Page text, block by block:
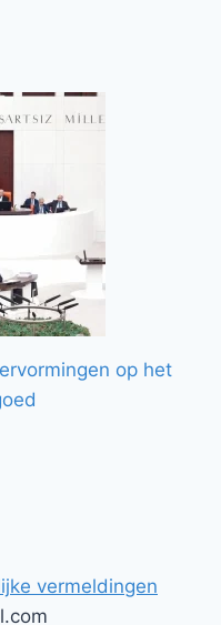
op het
vermeldingen